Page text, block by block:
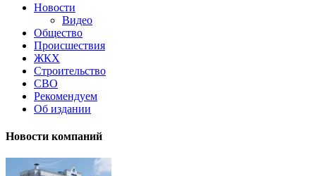
Новости
Видео
Общество
Происшествия
ЖКХ
Строительство
СВО
Рекомендуем
Об издании
Новости компаний